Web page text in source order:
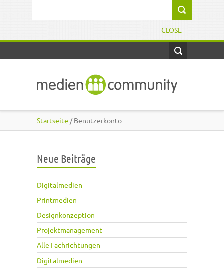
CLOSE
Startseite / Benutzerkonto
Neue Beiträge
Digitalmedien
Printmedien
Designkonzeption
Projektmanagement
Alle Fachrichtungen
Digitalmedien